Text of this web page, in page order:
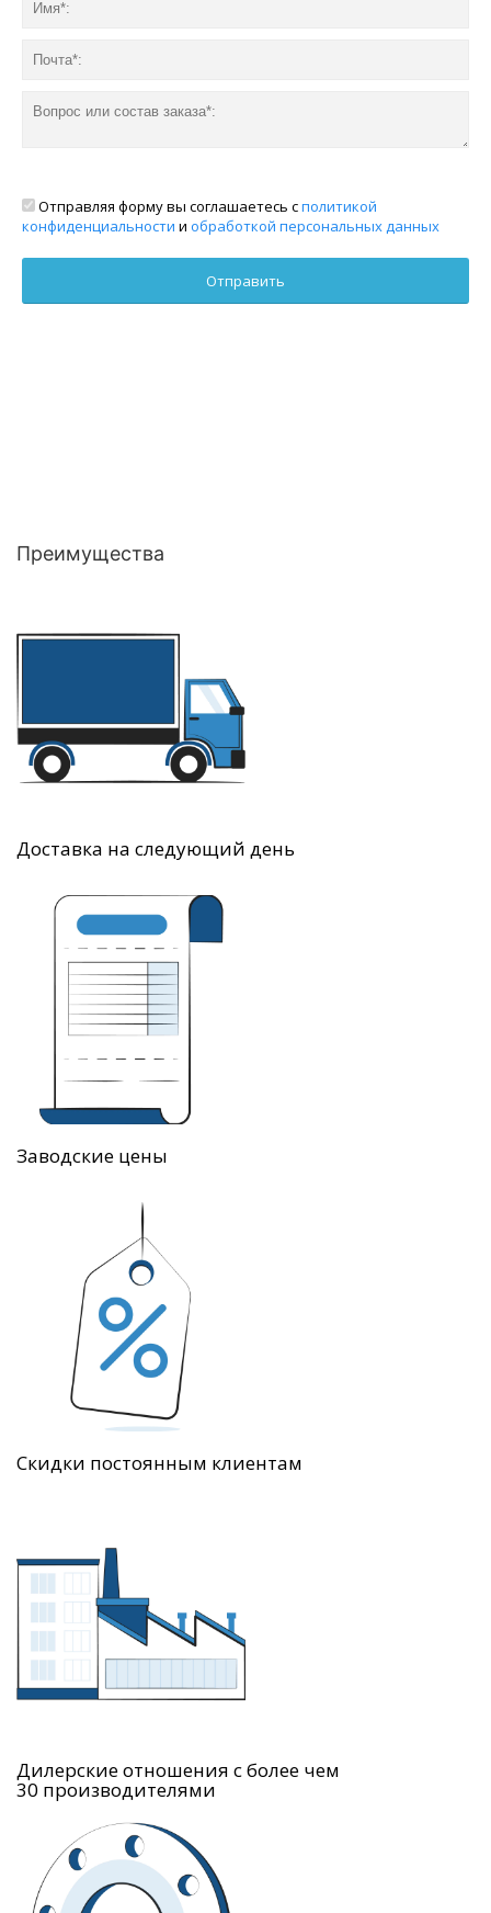
Отправляя форму вы соглашаетесь сполитикой
конфиденциальности и обработкой персональных данных
Преимущества
Доставка на следующий день
Заводские цены
Скидки постоянным клиентам
Дилерские отношения с более чем
30 производителями